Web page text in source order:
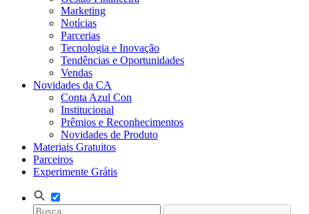
Marketing
Notícias
Parcerias
Tecnologia e Inovação
Tendências e Oportunidades
Vendas
Novidades da CA
Conta Azul Con
Institucional
Prêmios e Reconhecimentos
Novidades de Produto
Materiais Gratuitos
Parceiros
Experimente Grátis